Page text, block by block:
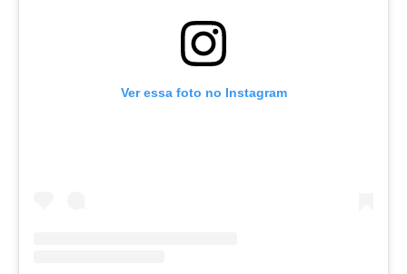
Ver essa foto no Instagram